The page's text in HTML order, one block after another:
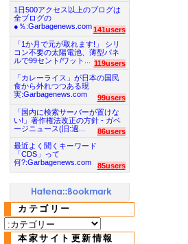
1日500アクセス以上のブログは
全ブログの
●％:Garbagenews.com 141users
「1か月で元が取れます!」 シリ
コン不要の太陽電池、薄型パネ
ルで99セント/ワット...
119users
「カレーライス」が日本の国民
食から外れつつある現
実:Garbagenews.com
99users
「国内に検索サーバーが置けな
い!」著作権法改正の方針 - ガベ
ージニュース(旧:過...
86users
最近よく聞くキーワード
「CDS」って
何?:Garbagenews.com
85users
カテゴリー
本家サイト更新情報